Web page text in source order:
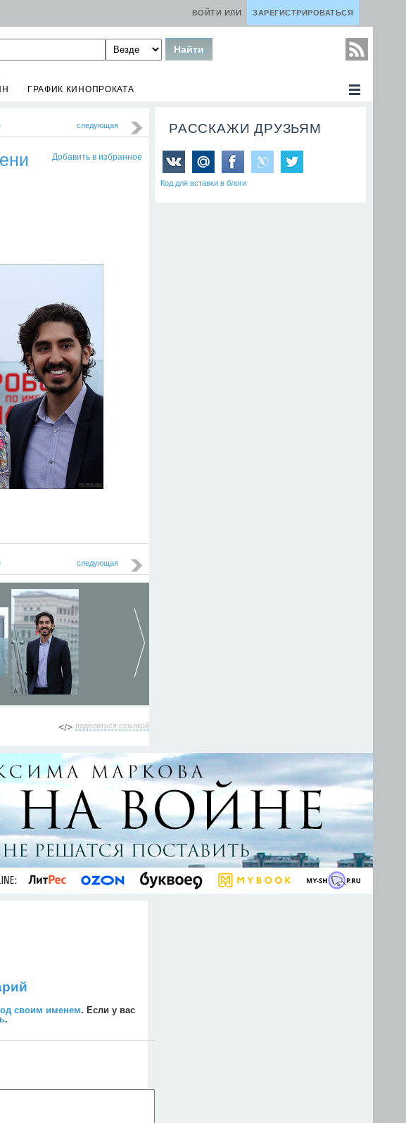
ЗАРЕГИСТРИРОВАТЬСЯ
ВОЙТИ ИЛИ
ГРАФИК КИНОПРОКАТА
следующая
Добавить в избранное
следующая
поделиться ссылкой
РАССКАЖИ ДРУЗЬЯМ
Код для вставки в блоги
своим именем. Если у вас
.